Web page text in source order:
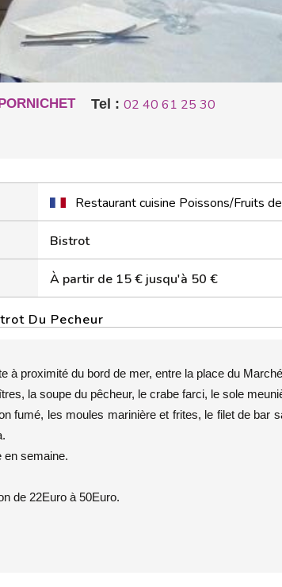
Tel : 02 40 61 25 30
Restaurant cuisine Poissons/Fruits
Bistrot
À partir de 15 € jusqu'à 50 €
Du Pecheur
à proximité du bord de mer, entre la place du
la soupe du pêcheur, le crabe farci, le sole
fumé, les moules marinière et frites, le filet de bar
en semaine.
de 22Euro à 50Euro.